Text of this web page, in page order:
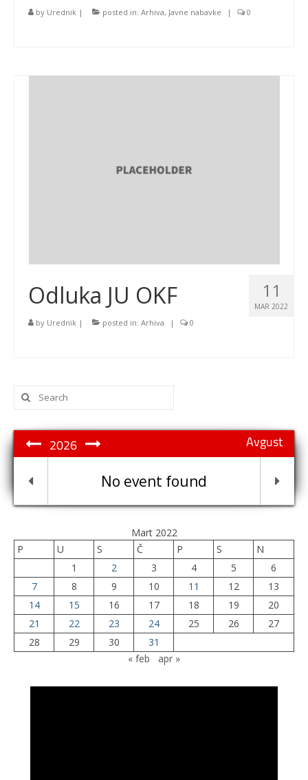
by Urednik | posted in: Arhiva, Javne nabavke | 0
11
MAR 2022
Odluka JU OKF
by Urednik | posted in: Arhiva | 0
Search
for:
Avgust
2026
No event found
Mart 2022
P
U S Č P S
N
1
2 3 4 5
6
7
8 9 10 11 12
13
14
15 16 17 18 19
20
21
22 23 24 25 26
27
28
29 30
31
« feb
apr »